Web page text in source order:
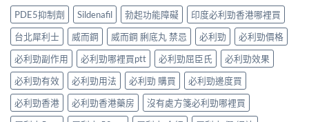
孕
男
性
必
讀〉
中
醫
學
真
相
大
公
開〉
中
20〉
中
凍
威
嘅
速
效
話
術
要
打
折
食
先
有
效？
冇
效
嘅
原
因
逐
PDE5抑制劑 Sildenafil 勃起功能障礙
印度必利勁香港哪裡買
台北犀利士
威而鋼 威而鋼 脷底丸 禁忌 必利勁
必利勁價格
必利勁副作用
必利勁哪裡買ptt 必利勁屈臣氏
必利勁效果
必利勁有效
必利勁用法 必利勁 購買
必利勁邊度買
必利勁香港
必利勁香港藥房
沒有處方箋必利勁哪裡買